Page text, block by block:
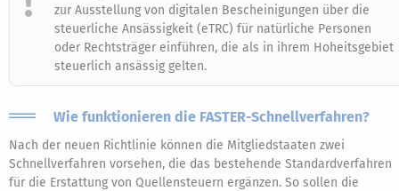
zur Ausstellung von digitalen Bescheinigungen über die
steuerliche Ansässigkeit (eTRC) für natürliche Personen
oder Rechtsträger einführen, die als in ihrem Hoheitsgebiet
steuerlich ansässig gelten.
Wie funktionieren die FASTER-Schnellverfahren?
Nach der neuen Richtlinie können die Mitgliedstaaten zwei
Schnellverfahren vorsehen, die das bestehende Standardverfahren
für die Erstattung von Quellensteuern ergänzen. So sollen die